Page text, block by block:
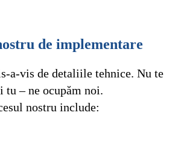
de implementare
a-vis de detaliile tehnice. Nu te
tu – ne ocupăm noi.
nostru include: